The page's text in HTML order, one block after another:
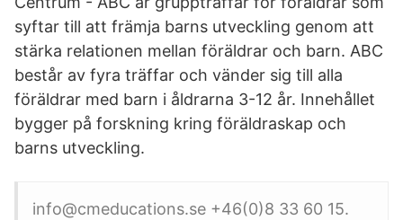
syftar till att främja barns utveckling genom att
stärka relationen mellan föräldrar och barn. ABC
består av fyra träffar och vänder sig till alla
föräldrar med barn i åldrarna 3-12 år. Innehållet
bygger på forskning kring föräldraskap och
barns utveckling.
info@cmeducations.se +46(0)8 33 60 15.